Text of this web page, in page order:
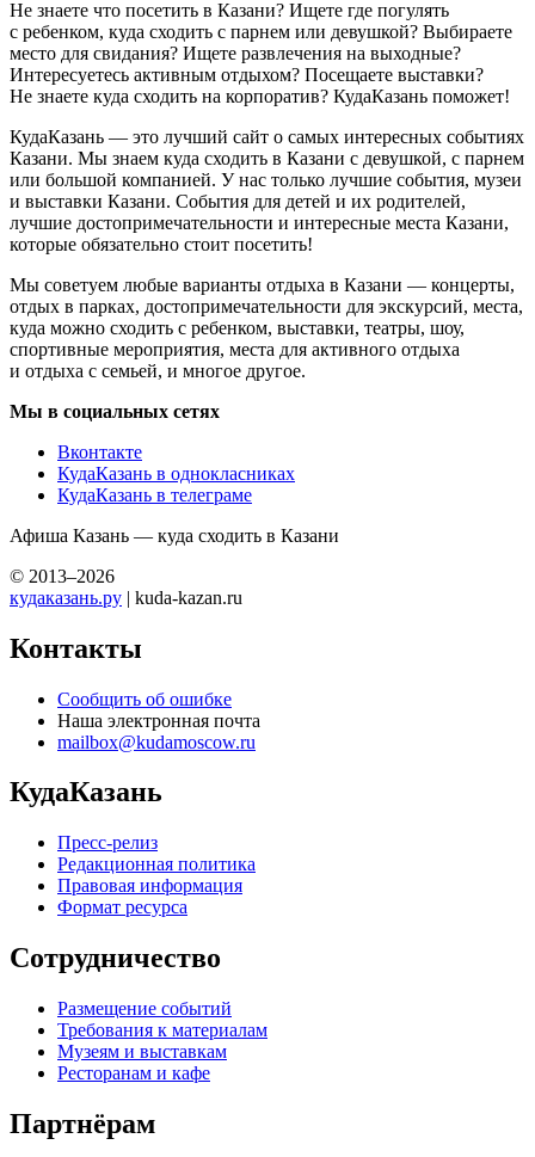
Не знаете что посетить в Казани? Ищете где погулять
с ребенком, куда сходить с парнем или девушкой? Выбираете
место для свидания? Ищете развлечения на выходные?
Интересуетесь активным отдыхом? Посещаете выставки?
Не знаете куда сходить на корпоратив? КудаКазань поможет!
КудаКазань — это лучший сайт о самых интересных событиях
Казани. Мы знаем куда сходить в Казани с девушкой, с парнем
или большой компанией. У нас только лучшие события, музеи
и выставки Казани. События для детей и их родителей,
лучшие достопримечательности и интересные места Казани,
которые обязательно стоит посетить!
Мы советуем любые варианты отдыха в Казани — концерты,
отдых в парках, достопримечательности для экскурсий, места,
куда можно сходить с ребенком, выставки, театры, шоу,
спортивные мероприятия, места для активного отдыха
и отдыха с семьей, и многое другое.
Мы в социальных сетях
Вконтакте
КудаКазань в однокласниках
КудаКазань в телеграме
Афиша Казань — куда сходить в Казани
© 2013–2026
кудаказань.ру | kuda-kazan.ru
Контакты
Сообщить об ошибке
Наша электронная почта
mailbox@kudamoscow.ru
КудаКазань
Пресс-релиз
Редакционная политика
Правовая информация
Формат ресурса
Сотрудничество
Размещение событий
Требования к материалам
Музеям и выставкам
Ресторанам и кафе
Партнёрам